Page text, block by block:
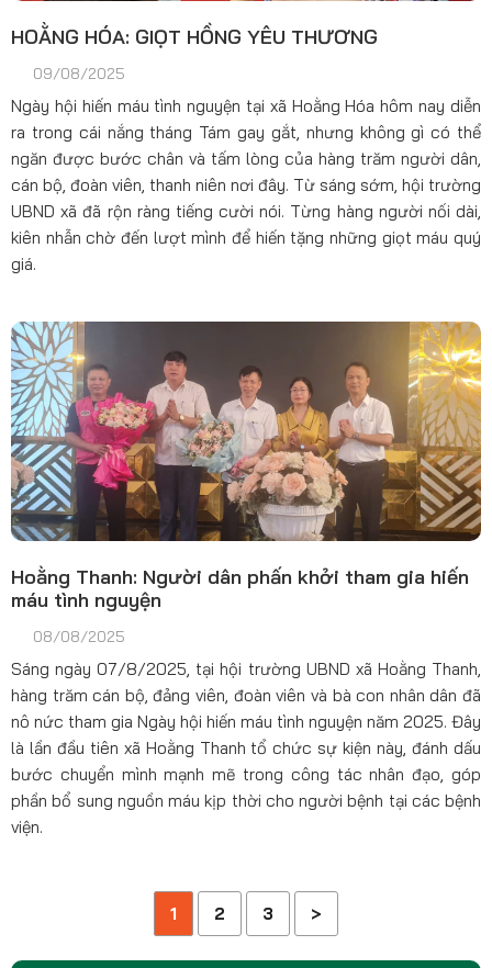
HOẰNG HÓA: GIỌT HỒNG YÊU THƯƠNG
09/08/2025
Ngày hội hiến máu tình nguyện tại xã Hoằng Hóa hôm nay diễn
ra trong cái nắng tháng Tám gay gắt, nhưng không gì có thể
ngăn được bước chân và tấm lòng của hàng trăm người dân,
cán bộ, đoàn viên, thanh niên nơi đây. Từ sáng sớm, hội trường
UBND xã đã rộn ràng tiếng cười nói. Từng hàng người nối dài,
kiên nhẫn chờ đến lượt mình để hiến tặng những giọt máu quý
giá.
Hoằng Thanh: Người dân phấn khởi tham gia hiến
máu tình nguyện
08/08/2025
Sáng ngày 07/8/2025, tại hội trường UBND xã Hoằng Thanh,
hàng trăm cán bộ, đảng viên, đoàn viên và bà con nhân dân đã
nô nức tham gia Ngày hội hiến máu tình nguyện năm 2025. Đây
là lần đầu tiên xã Hoằng Thanh tổ chức sự kiện này, đánh dấu
bước chuyển mình mạnh mẽ trong công tác nhân đạo, góp
phần bổ sung nguồn máu kịp thời cho người bệnh tại các bệnh
viện.
1 2 3 >